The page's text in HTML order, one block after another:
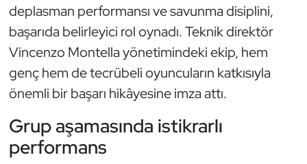
deplasman performansı ve savunma disiplini,
başarıda belirleyici rol oynadı. Teknik direktör
Vincenzo Montella yönetimindeki ekip, hem
genç hem de tecrübeli oyuncuların katkısıyla
önemli bir başarı hikâyesine imza attı.
Grup aşamasında istikrarlı
performans
Hava Sporları
Hentbol
İşitme Engelli Sporcular
Kano ve Rafting